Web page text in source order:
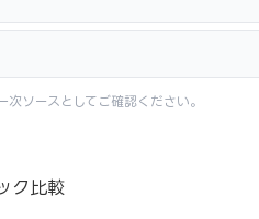
ソースとしてご確認ください。
ク比較